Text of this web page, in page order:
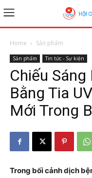
Home Sản phẩm
Sản phẩm Tin tức - Sự kiện
Chiếu Sáng
Bằng Tia
Mới Trong
Trong bối cảnh dịch